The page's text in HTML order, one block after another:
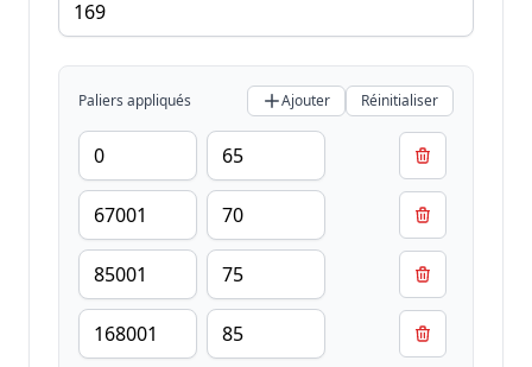
Paliers appliqués Ajouter Réinitialiser